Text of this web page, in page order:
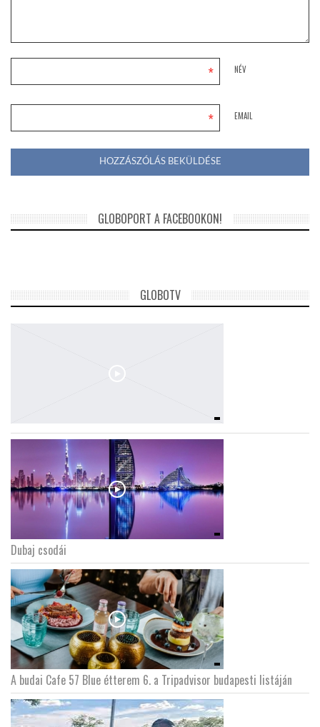
NÉV
*
EMAIL
*
GLOBOPORT A FACEBOOKON!
GLOBOTV
Dubaj csodái
A budai Cafe 57 Blue étterem 6. a Tripadvisor budapesti listáján